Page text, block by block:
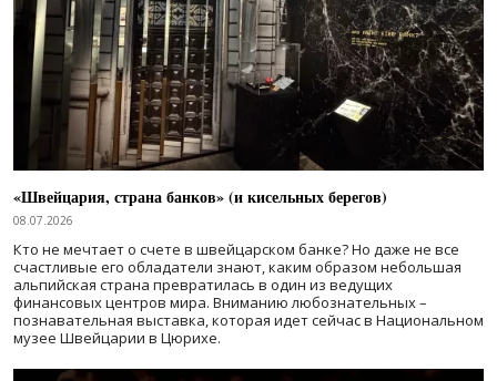
«Швейцария, страна банков» (и кисельных берегов)
08.07.2026
Кто не мечтает о счете в швейцарском банке? Но даже не все
счастливые его обладатели знают, каким образом небольшая
альпийская страна превратилась в один из ведущих
финансовых центров мира. Вниманию любознательных –
познавательная выставка, которая идет сейчас в Национальном
музее Швейцарии в Цюрихе.